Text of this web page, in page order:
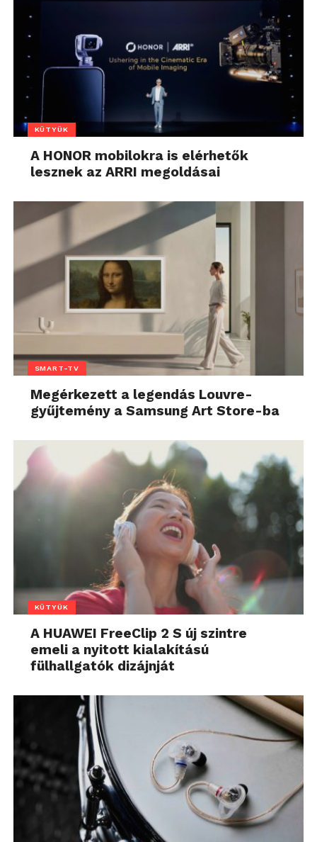
KÜTYÜK
A HONOR mobilokra is elérhetők
lesznek az ARRI megoldásai
SMART-TV
Megérkezett a legendás Louvre-
gyűjtemény a Samsung Art Store-ba
KÜTYÜK
A HUAWEI FreeClip 2 S új szintre
emeli a nyitott kialakítású
fülhallgatók dizájnját